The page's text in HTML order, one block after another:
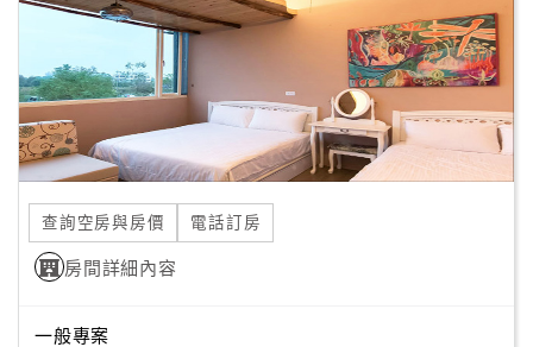
款
收
據
合
作
提
案
查詢空房與房價 電話訂房
房間詳細內容
一般專案